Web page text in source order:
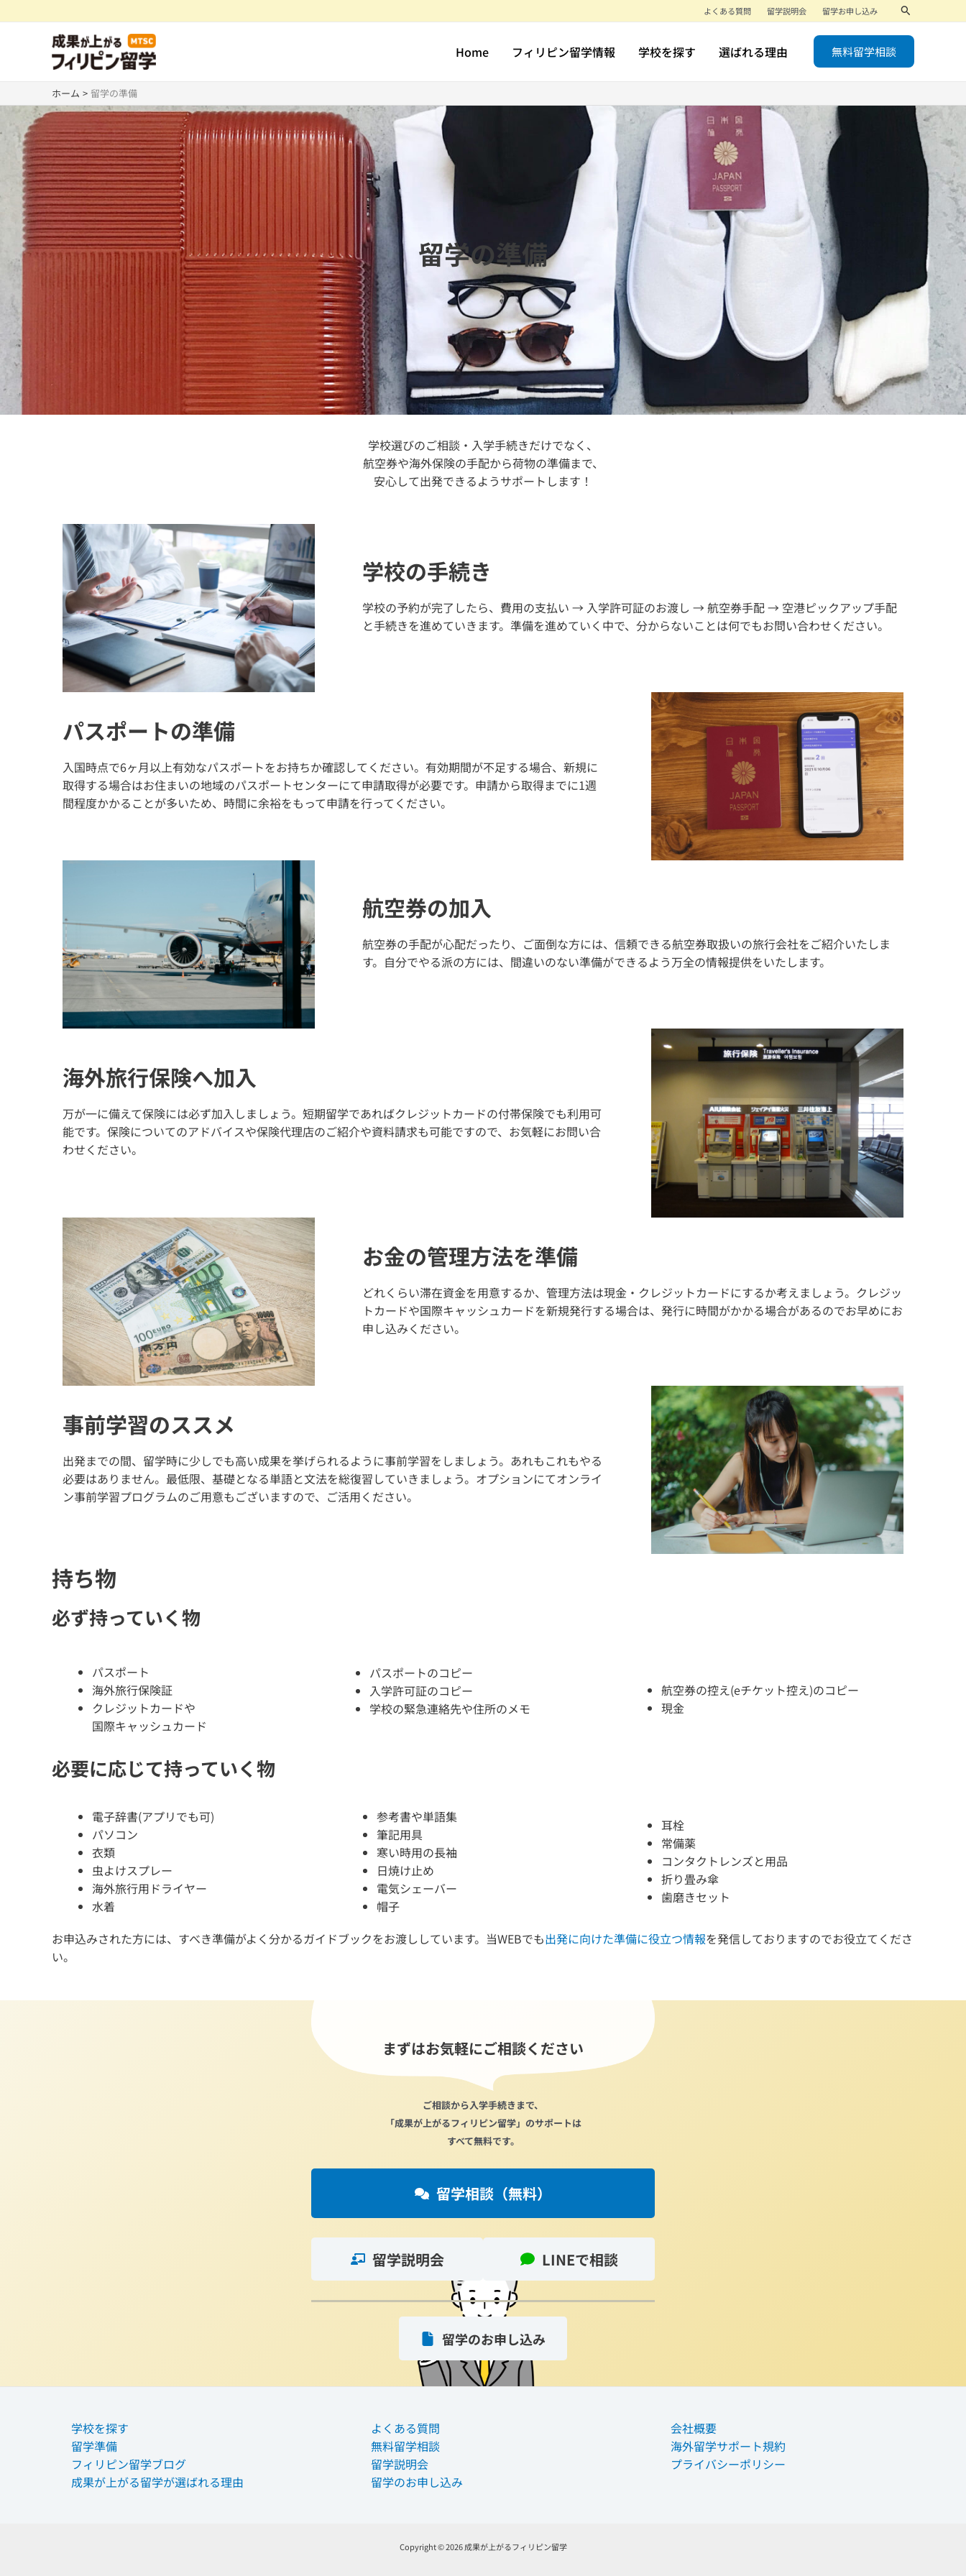
容
よくある質問 留学説明会 留学お申し込み
検
索
Home フィリピン留学情報 学校を探す 選ばれる理由 無料留学相談
ホーム 留学の準備
留学の準備
学校選びのご相談・入学手続きだけでなく、
航空券や海外保険の手配から荷物の準備まで、
安心して出発できるようサポートします！
学校の手続き
学校の予約が完了したら、費用の支払い → 入学許可証のお渡し → 航空券手配 → 空港ピックアップ手配
と手続きを進めていきます。準備を進めていく中で、分からないことは何でもお問い合わせください。
パスポートの準備
入国時点で6ヶ月以上有効なパスポートをお持ちか確認してください。有効期間が不足する場合、新規に
取得する場合はお住まいの地域のパスポートセンターにて申請取得が必要です。申請から取得までに1週
間程度かかることが多いため、時間に余裕をもって申請を行ってください。
航空券の加入
航空券の手配が心配だったり、ご面倒な方には、信頼できる航空券取扱いの旅行会社をご紹介いたしま
す。自分でやる派の方には、間違いのない準備ができるよう万全の情報提供をいたします。
海外旅行保険へ加入
万が一に備えて保険には必ず加入しましょう。短期留学であればクレジットカードの付帯保険でも利用可
能です。保険についてのアドバイスや保険代理店のご紹介や資料請求も可能ですので、お気軽にお問い合
わせください。
お金の管理方法を準備
どれくらい滞在資金を用意するか、管理方法は現金・クレジットカードにするか考えましょう。クレジッ
トカードや国際キャッシュカードを新規発行する場合は、発行に時間がかかる場合があるのでお早めにお
申し込みください。
事前学習のススメ
出発までの間、留学時に少しでも高い成果を挙げられるように事前学習をしましょう。あれもこれもやる
必要はありません。最低限、基礎となる単語と文法を総復習していきましょう。オプションにてオンライ
ン事前学習プログラムのご用意もございますので、ご活用ください。
持ち物
必ず持っていく物
パスポート
海外旅行保険証
クレジットカードや
国際キャッシュカード
パスポートのコピー
入学許可証のコピー
学校の緊急連絡先や住所のメモ
航空券の控え(eチケット控え)のコピー
現金
必要に応じて持っていく物
電子辞書(アプリでも可)
パソコン
衣類
虫よけスプレー
海外旅行用ドライヤー
水着
参考書や単語集
筆記用具
寒い時用の長袖
日焼け止め
電気シェーバー
帽子
耳栓
常備薬
コンタクトレンズと用品
折り畳み傘
歯磨きセット
お申込みされた方には、すべき準備がよく分かるガイドブックをお渡ししています。当WEBでも出発に向けた準備に役立つ情報を発信しておりますのでお役立てくださ
い。
まずはお気軽にご相談ください
ご相談から入学手続きまで、
「成果が上がるフィリピン留学」のサポートは
すべて無料です。
留学相談（無料）
留学説明会 LINEで相談
留学のお申し込み
学校を探す
留学準備
フィリピン留学ブログ
成果が上がる留学が選ばれる理由
よくある質問
無料留学相談
留学説明会
留学のお申し込み
会社概要
海外留学サポート規約
プライバシーポリシー
Copyright © 2026 成果が上がるフィリピン留学